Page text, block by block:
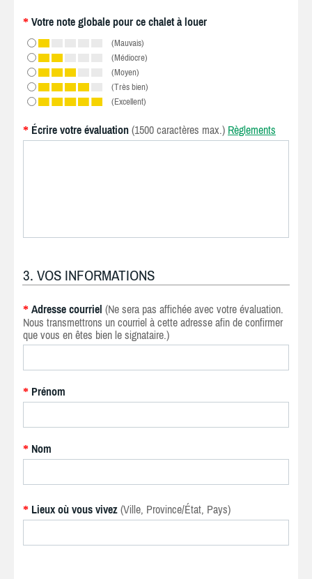
* Votre note globale pour ce chalet à louer
(Mauvais)
(Médiocre)
(Moyen)
(Très bien)
(Excellent)
* Écrire votre évaluation (1500 caractères max.) Règlements
3. VOS INFORMATIONS
* Adresse courriel (Ne sera pas affichée avec votre évaluation.
Nous transmettrons un courriel à cette adresse afin de confirmer
que vous en êtes bien le signataire.)
* Prénom
* Nom
* Lieux où vous vivez (Ville, Province/État, Pays)